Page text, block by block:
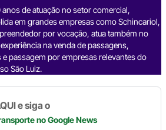
de atuação no setor comercial,
em grandes empresas como Schincariol,
por vocação, atua também no
na venda de passagens,
passagem por empresas relevantes do
São Luiz.
e siga o
no Google News